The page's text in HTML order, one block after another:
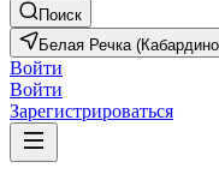
Поиск
Белая Речка
Войти
Войти
Зарегистрироваться